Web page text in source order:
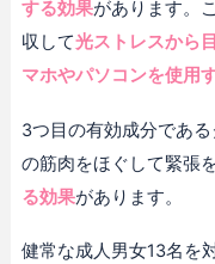
する効果があります。
収して光ストレスから
マホやパソコンを使用
3つ目の有効成分であ
の筋肉をほぐして緊張
る効果があります。
健常な成人男女13名を